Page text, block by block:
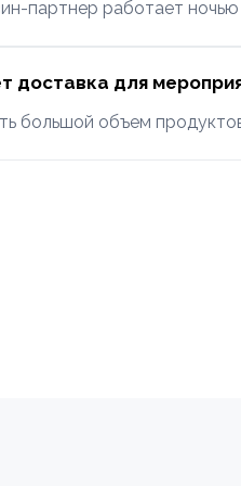
партнер работает
доставка для
большой объем